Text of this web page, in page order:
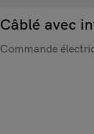
Câblé avec
Commande